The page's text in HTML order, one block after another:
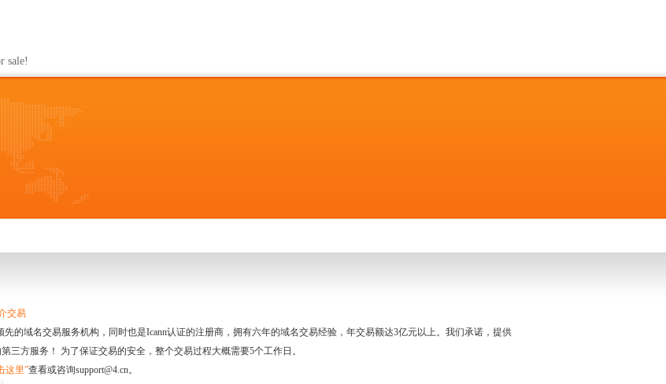
sale!
交易
先的域名交易服务机构，同时也是Icann认证的注册商，拥有六年的域名交易经验，年交易额达3亿元以上。我们承诺，提供
三方服务！ 为了保证交易的安全，整个交易过程大概需要5个工作日。
这里”查看或咨询support@4.cn。